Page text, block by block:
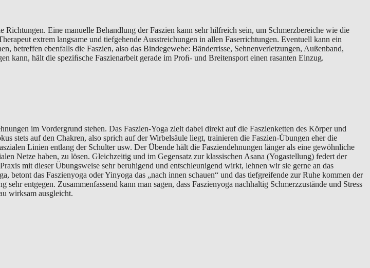
Eine manuelle Behandlung der Faszien kann sehr hilfreich sein, um Schmerzbereiche wie die
extrem langsame und tiefgehende Ausstreichungen in allen Faserrichtungen. Eventuell kann ein
betreffen ebenfalls die Faszien, also das Bindegewebe: Bänderrisse, Sehnenverletzungen, Außenband,
kann, hält die speziﬁsche Faszienarbeit gerade im Proﬁ- und Breitensport einen rasanten Einzug.
im Vordergrund stehen. Das Faszien-Yoga zielt dabei direkt auf die Faszienketten des Körper und
stets auf den Chakren, also sprich auf der Wirbelsäule liegt, trainieren die Faszien-Übungen eher die
Linien entlang der Schulter usw. Der Übende hält die Fasziendehnungen länger als eine gewöhnliche
Netze haben, zu lösen. Gleichzeitig und im Gegensatz zur klassischen Asana (Yogastellung) federt der
mit dieser Übungsweise sehr beruhigend und entschleunigend wirkt, lehnen wir sie gerne an das
das Faszienyoga oder Yinyoga das „nach innen schauen“ und das tiefgreifende zur Ruhe kommen der
entgegen. Zusammenfassend kann man sagen, dass Faszienyoga nachhaltig Schmerzzustände und Stress
wirksam ausgleicht.